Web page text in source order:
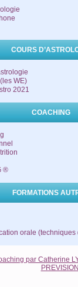
COURS
WE)
2021
COACHING
®
FORMATIONS
orale (techniques
par Catherine